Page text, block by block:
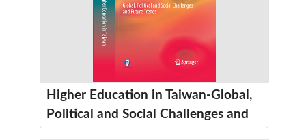
Higher Education in Taiwan-Global,
Political and Social Challenges and